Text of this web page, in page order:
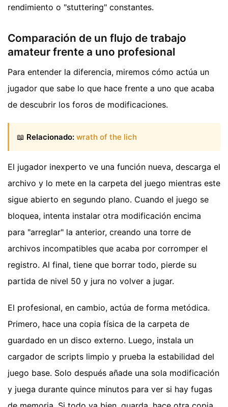
rendimiento o "stuttering" constantes.
Comparación de un flujo de trabajo
amateur frente a uno profesional
Para entender la diferencia, miremos cómo actúa un
jugador que sabe lo que hace frente a uno que acaba
de descubrir los foros de modificaciones.
📖 Relacionado: wrath of the lich
El jugador inexperto ve una función nueva, descarga el
archivo y lo mete en la carpeta del juego mientras este
sigue abierto en segundo plano. Cuando el juego se
bloquea, intenta instalar otra modificación encima
para "arreglar" la anterior, creando una torre de
archivos incompatibles que acaba por corromper el
registro. Al final, tiene que borrar todo, pierde su
partida de nivel 50 y jura no volver a jugar.
El profesional, en cambio, actúa de forma metódica.
Primero, hace una copia física de la carpeta de
guardado en un disco externo. Luego, instala un
cargador de scripts limpio y prueba la estabilidad del
juego base. Solo después añade una sola modificación
y juega durante quince minutos para ver si hay fugas